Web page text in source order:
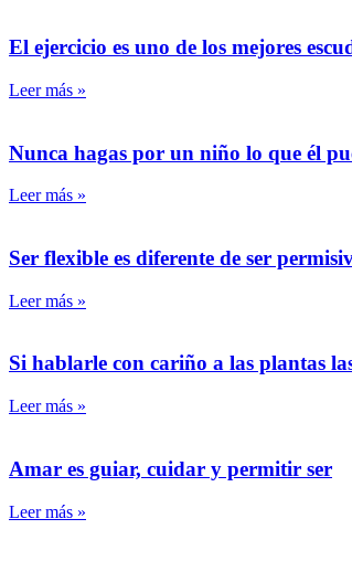
El ejercicio es uno de los mejores
Leer más »
Nunca hagas por un niño lo que él
Leer más »
Ser flexible es diferente de ser
Leer más »
Si hablarle con cariño a las plantas
Leer más »
Amar es guiar, cuidar y permitir ser
Leer más »